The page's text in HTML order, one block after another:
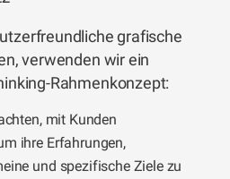
grafische
verwenden wir ein
Rahmenkonzept:
mit Kunden
ihre Erfahrungen,
und spezifische Ziele zu